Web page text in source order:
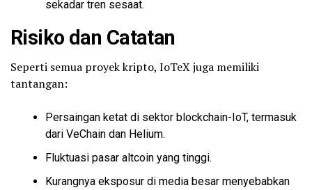
sekadar tren sesaat.
Risiko dan Catatan
Seperti semua proyek kripto, IoTeX juga memiliki
tantangan:
Persaingan ketat di sektor blockchain-IoT, termasuk
dari VeChain dan Helium.
Fluktuasi pasar altcoin yang tinggi.
Kurangnya eksposur di media besar menyebabkan